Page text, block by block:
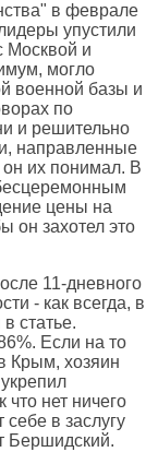
в феврале
упустили
Москвой и
могло
военной базы и
по
и решительно
направленные
он их понимал. В
цены на
он захотел это
11-дневного
- как всегда, в
статье.
Если на то
Крым, хозяин
нет ничего
себе в заслугу
Бершидский.